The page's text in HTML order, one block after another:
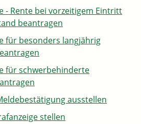
- Rente bei vorzeitigem Eintritt
beantragen
für besonders langjährig
für schwerbehinderte
ausstellen
stellen